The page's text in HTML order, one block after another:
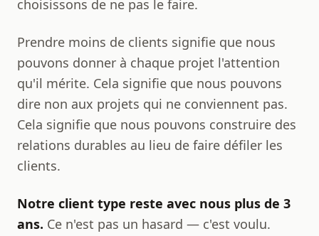
choisissons de ne pas le faire.
Prendre moins de clients signifie que nous
pouvons donner à chaque projet l'attention
qu'il mérite. Cela signifie que nous pouvons
dire non aux projets qui ne conviennent pas.
Cela signifie que nous pouvons construire des
relations durables au lieu de faire défiler les
clients.
Notre client type reste avec nous plus de 3
ans. Ce n'est pas un hasard — c'est voulu.